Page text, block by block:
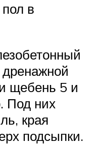
в
щебень 5 и
Под них
края
подсыпки.